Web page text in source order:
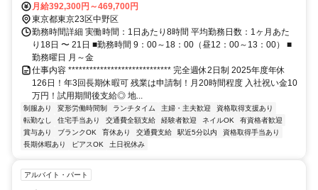
月給392,300円～469,700円
東京都東京23区中野区
勤務時間詳細 実働時間：1日あたり8時間 平均勤務日数：1ヶ月あた
り18日 〜 21日 ■勤務時間 9：00～18：00（昼12：00～13：00） ■
勤務曜日 月～金
仕事内容 ***************************** 完全週休2日制 2025年度年休
126日！年3回長期休暇可 残業は申請制！月20時間程度 入社祝い金10
万円！試用期間後支給◎ 地...
制服あり 変形労働時間制 ランチタイム 主婦・主夫歓迎
資格取得支援あり
転勤なし
住宅手当あり 交通費全額支給 経験者歓迎 ネイルOK
有資格者歓迎
賞与あり
ブランクOK 育休あり 交通費支給 駅近5分以内
資格取得手当あり
長期休暇あり
ピアスOK 土日祝休み
アルバイト・パート